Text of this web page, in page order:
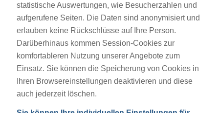
statistische Auswertungen, wie Besucherzahlen und
aufgerufene Seiten. Die Daten sind anonymisiert und
erlauben keine Rückschlüsse auf Ihre Person.
Darüberhinaus kommen Session-Cookies zur
komfortableren Nutzung unserer Angebote zum
Einsatz. Sie können die Speicherung von Cookies in
Ihren Browsereinstellungen deaktivieren und diese
auch jederzeit löschen.